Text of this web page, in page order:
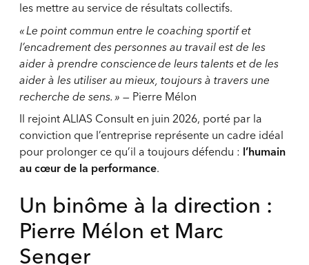
les mettre au service de résultats collectifs.
« Le point commun entre le coaching sportif et
l’encadrement des personnes au travail est de les
aider à prendre conscience de leurs talents et de les
aider à les utiliser au mieux, toujours à travers une
recherche de sens. » — Pierre Mélon
Il rejoint ALIAS Consult en juin 2026, porté par la
conviction que l’entreprise représente un cadre idéal
pour prolonger ce qu’il a toujours défendu : l’humain
au cœur de la performance.
Un binôme à la direction :
Pierre Mélon et Marc
Senger